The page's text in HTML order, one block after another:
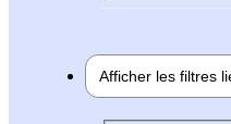
Afficher les filtres